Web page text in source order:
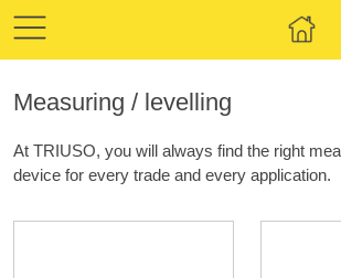
Measuring / levelling
At TRIUSO, you will always find the right
device for every trade and every application.